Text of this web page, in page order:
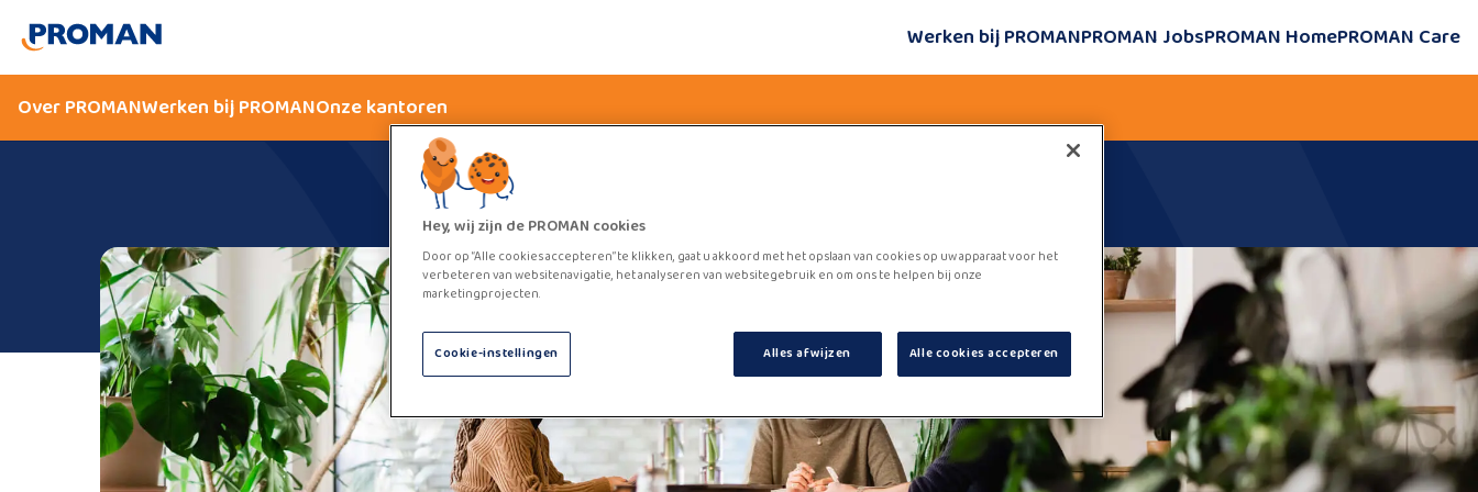
Werken bij PROMANPROMAN JobsPROMAN HomePROMAN Care
Over PROMANWerken bij PROMANOnze kantoren
Hey, wij zijn de PROMAN cookies
Door op “Alle cookies accepteren” te klikken, gaat u akkoord met het opslaan van cookies op uw apparaat voor het
verbeteren van websitenavigatie, het analyseren van websitegebruik en om ons te helpen bij onze
marketingprojecten.
Cookie-instellingen Alles afwijzen Alle cookies accepteren